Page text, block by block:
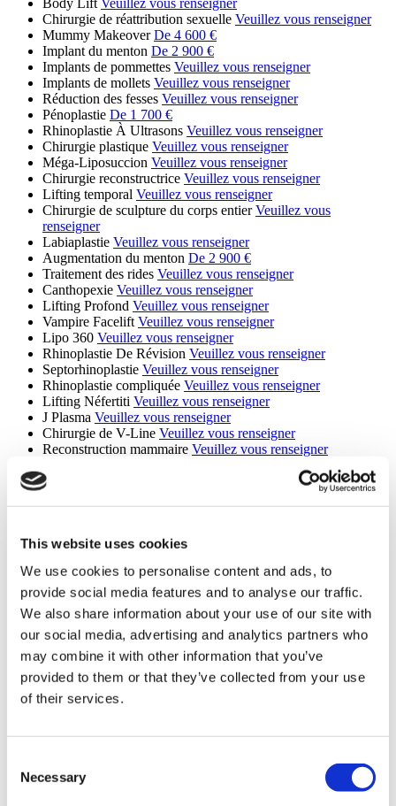
This website uses cookies
We use cookies to personalise content and ads, to
provide social media features and to analyse our traffic.
We also share information about your use of our site with
our social media, advertising and analytics partners who
may combine it with other information that you’ve
provided to them or that they’ve collected from your use
of their services.
Selection
Necessary
Chirurgie de réattribution sexuelle Veuillez vous renseigner
Mummy Makeover De 4 600 €
Implant du menton De 2 900 €
Implants de pommettes Veuillez vous renseigner
Implants de mollets Veuillez vous renseigner
Réduction des fesses Veuillez vous renseigner
Pénoplastie De 1 700 €
Rhinoplastie À Ultrasons Veuillez vous renseigner
Chirurgie plastique Veuillez vous renseigner
Méga-Liposuccion Veuillez vous renseigner
Chirurgie reconstructrice Veuillez vous renseigner
Lifting temporal Veuillez vous renseigner
Chirurgie de sculpture du corps entier Veuillez vous
renseigner
Labiaplastie Veuillez vous renseigner
Augmentation du menton De 2 900 €
Traitement des rides Veuillez vous renseigner
Canthopexie Veuillez vous renseigner
Lifting Profond Veuillez vous renseigner
Vampire Facelift Veuillez vous renseigner
Lipo 360 Veuillez vous renseigner
Rhinoplastie De Révision Veuillez vous renseigner
Septorhinoplastie Veuillez vous renseigner
Rhinoplastie compliquée Veuillez vous renseigner
Lifting Néfertiti Veuillez vous renseigner
J Plasma Veuillez vous renseigner
Chirurgie de V-Line Veuillez vous renseigner
Reconstruction mammaire Veuillez vous renseigner
Liposculpture
Liposuccion Du Menton Veuillez vous renseigner
Rhinoplastie médicale Veuillez vous renseigner
Chirurgie Six Pack Veuillez vous renseigner
Chirurgie Two Pack Veuillez vous renseigner
Réduction mammaire du pédicule central
renseigner
Lifting mammaire à pédicule central Veuillez vous renseigner
Révision De La liposuccion Veuillez vous renseigner
Veuillez vous renseigner
Chirurgie de la mâchoire
Lipectomie en ceinture Veuillez vous renseigner
MonaLisa Touch